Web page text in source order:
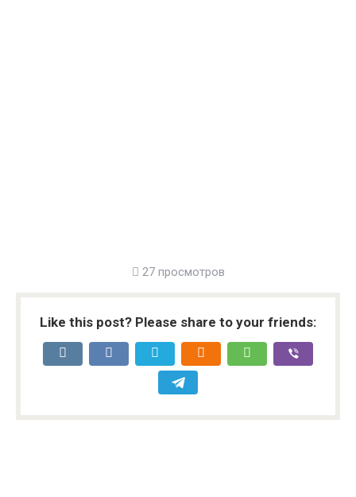
27 просмотров
Like this post? Please share to your friends: